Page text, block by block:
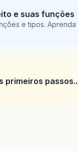
e suas funções
e tipos.
primeiros